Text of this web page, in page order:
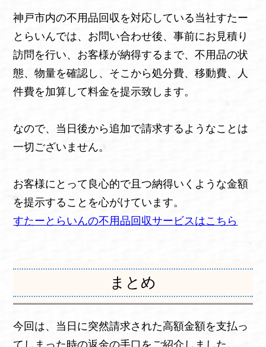
神戸市内の不用品回収を対応している当社すたー
とらいんでは、お問い合わせ後、事前にお見積り
訪問を行い、お客様が納得するまで、不用品の状
態、物量を確認し、そこから処分費、移動費、人
件費を加算して料金を提示致します。
なので、当日後から追加で請求するようなことは
一切ございません。
お客様にとって良心的で且つ納得いくような金額
を提示することを心がけています。
すたーとらいんの不用品回収サービスはこちら
まとめ
今回は、当日に突然請求された高額金額を支払っ